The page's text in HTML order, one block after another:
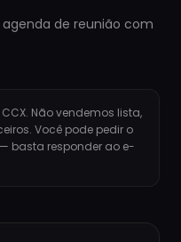
agenda de reunião com
Não vendemos lista,
Você pode pedir o
basta responder ao e-